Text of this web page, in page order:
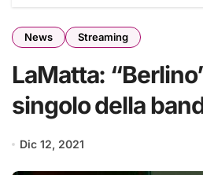
News Streaming
LaMatta:
singolo della
Dic 12, 2021